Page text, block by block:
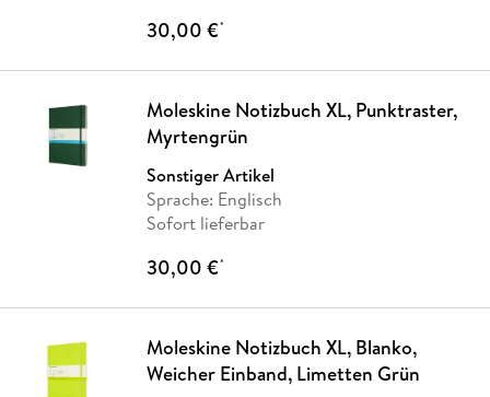
30,00 €*
Moleskine Notizbuch XL, Punktraster,
Myrtengrün
Sonstiger Artikel
Sprache: Englisch
Sofort lieferbar
30,00 €*
Moleskine Notizbuch XL, Blanko,
Weicher Einband, Limetten Grün